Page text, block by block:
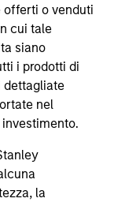
offerti o venduti
cui tale
siano
i prodotti di
dettagliate
nel
la